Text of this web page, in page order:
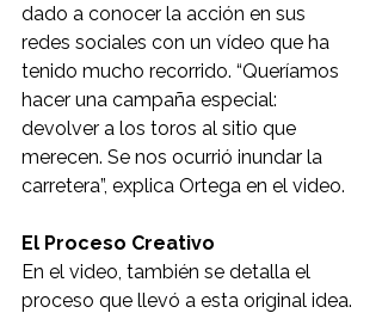
dado a conocer la acción en sus
redes sociales con un vídeo que ha
tenido mucho recorrido. “Queríamos
hacer una campaña especial:
devolver a los toros al sitio que
merecen. Se nos ocurrió inundar la
carretera”, explica Ortega en el video.
El Proceso Creativo
En el video, también se detalla el
proceso que llevó a esta original idea.